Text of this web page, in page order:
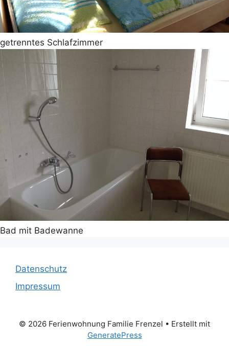
getrenntes Schlafzimmer
Bad mit Badewanne
Datenschutz
Impressum
© 2026 Ferienwohnung Familie Frenzel • Erstellt mit
GeneratePress